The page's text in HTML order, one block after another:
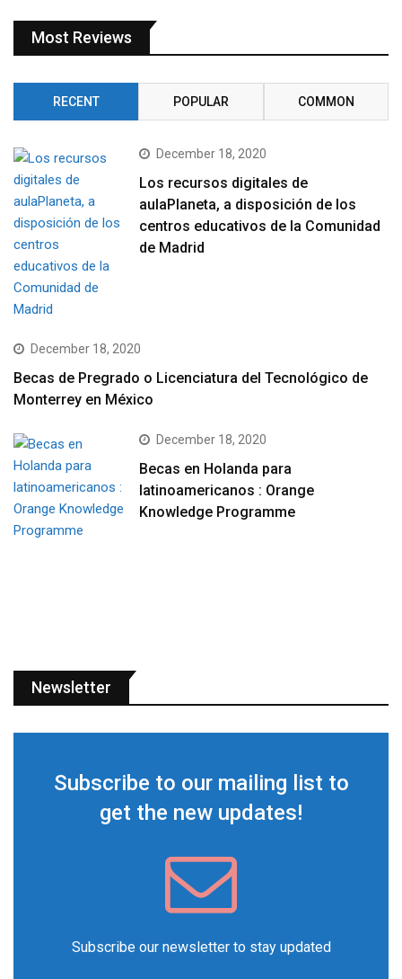
Most Reviews
RECENT POPULAR COMMON
December 18, 2020
Los recursos digitales de
aulaPlaneta, a disposición de los
centros educativos de la Comunidad
de Madrid
December 18, 2020
Becas de Pregrado o Licenciatura del Tecnológico de
Monterrey en México
December 18, 2020
Becas en Holanda para
latinoamericanos : Orange
Knowledge Programme
Newsletter
Subscribe to our mailing list to
get the new updates!
Subscribe our newsletter to stay updated